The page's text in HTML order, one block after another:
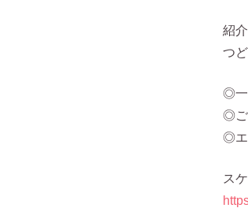
紹
つ
◎一
◎ご
◎エ
ス